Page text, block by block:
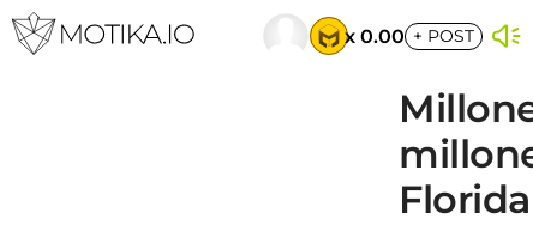
x 0.00 + POST